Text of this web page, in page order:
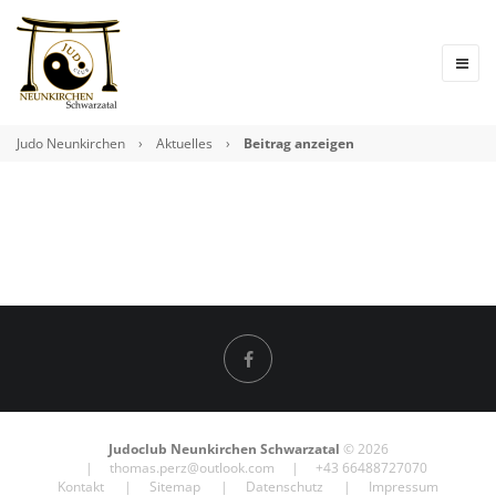
Judo Neunkirchen › Aktuelles › Beitrag anzeigen
Judoclub Neunkirchen Schwarzatal © 2026
| thomas.perz@outlook.com | +43 66488727070
Kontakt
Sitemap Datenschutz Impressum